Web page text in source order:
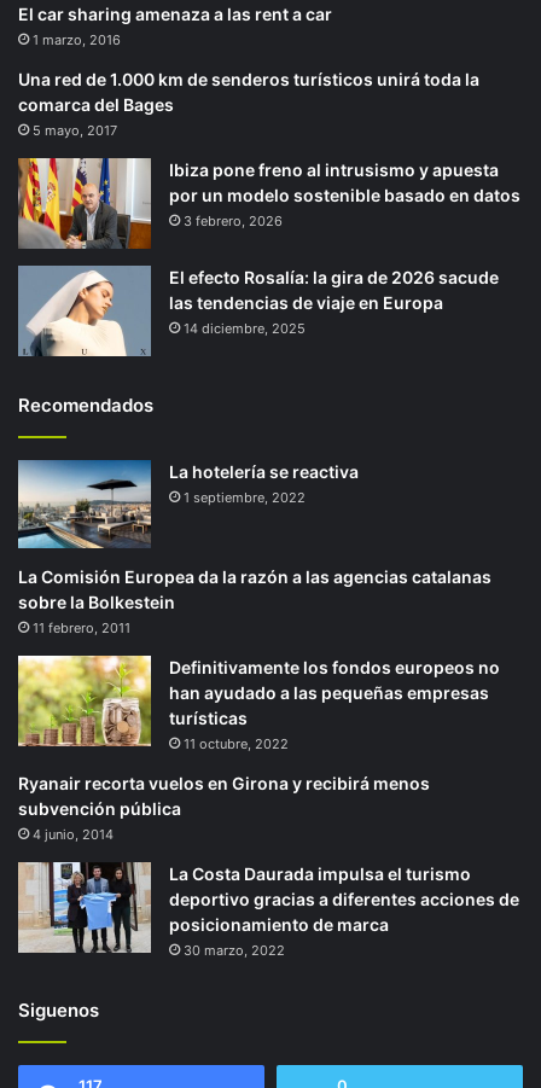
El car sharing amenaza a las rent a car
1 marzo, 2016
Una red de 1.000 km de senderos turísticos unirá toda la
comarca del Bages
5 mayo, 2017
Ibiza pone freno al intrusismo y apuesta
por un modelo sostenible basado en datos
3 febrero, 2026
El efecto Rosalía: la gira de 2026 sacude
las tendencias de viaje en Europa
14 diciembre, 2025
Recomendados
La hotelería se reactiva
1 septiembre, 2022
La Comisión Europea da la razón a las agencias catalanas
sobre la Bolkestein
11 febrero, 2011
Definitivamente los fondos europeos no
han ayudado a las pequeñas empresas
turísticas
11 octubre, 2022
Ryanair recorta vuelos en Girona y recibirá menos
subvención pública
4 junio, 2014
La Costa Daurada impulsa el turismo
deportivo gracias a diferentes acciones de
posicionamiento de marca
30 marzo, 2022
Siguenos